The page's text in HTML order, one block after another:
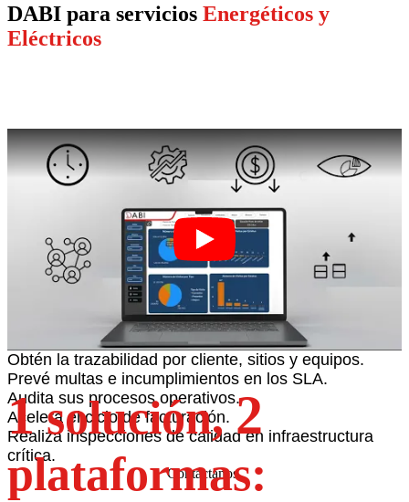
DABI para servicios Energéticos y
Eléctricos
Obtén la trazabilidad por cliente, sitios y equipos.
Prevé multas e incumplimientos en los SLA.
Audita sus procesos operativos.
Acelera el ciclo de facturación.
Realiza inspecciones de calidad en infraestructura
crítica.
Contáctanos
1solución,2
plataformas: